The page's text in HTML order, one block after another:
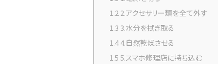
1.2 2.アクセサリー類を全て外す
1.33.水分を拭き取る
1.44.自然乾燥させる
1.55.スマホ修理店に持ち込む